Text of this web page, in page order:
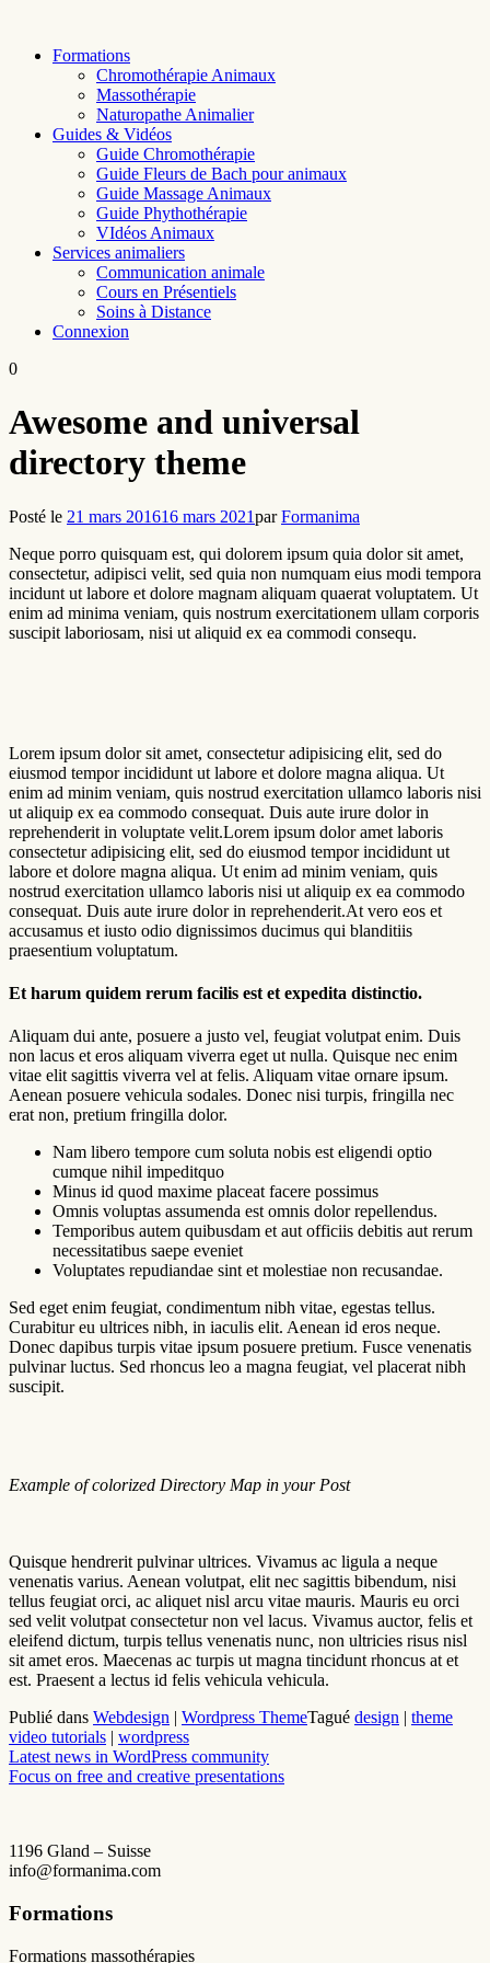
contentFormations
Chromothérapie Animaux
Massothérapie
Naturopathe Animalier
Guides & Vidéos
Guide Chromothérapie
Guide Fleurs de Bach pour animaux
Guide Massage Animaux
Guide Phythothérapie
VIdéos Animaux
Services animaliers
Communication animale
Cours en Présentiels
Soins à Distance
Connexion
0
Awesome and universal
directory theme
Posté le 21 mars 201616 mars 2021par Formanima
Neque porro quisquam est, qui dolorem ipsum quia dolor sit amet,
consectetur, adipisci velit, sed quia non numquam eius modi tempora
incidunt ut labore et dolore magnam aliquam quaerat voluptatem. Ut
enim ad minima veniam, quis nostrum exercitationem ullam corporis
suscipit laboriosam, nisi ut aliquid ex ea commodi consequ.
Lorem ipsum dolor sit amet, consectetur adipisicing elit, sed do
eiusmod tempor incididunt ut labore et dolore magna aliqua. Ut
enim ad minim veniam, quis nostrud exercitation ullamco laboris nisi
ut aliquip ex ea commodo consequat. Duis aute irure dolor in
reprehenderit in voluptate velit.Lorem ipsum dolor amet laboris
consectetur adipisicing elit, sed do eiusmod tempor incididunt ut
labore et dolore magna aliqua. Ut enim ad minim veniam, quis
nostrud exercitation ullamco laboris nisi ut aliquip ex ea commodo
consequat. Duis aute irure dolor in reprehenderit.At vero eos et
accusamus et iusto odio dignissimos ducimus qui blanditiis
praesentium voluptatum.
Et harum quidem rerum facilis est et expedita distinctio.
Aliquam dui ante, posuere a justo vel, feugiat volutpat enim. Duis
non lacus et eros aliquam viverra eget ut nulla. Quisque nec enim
vitae elit sagittis viverra vel at felis. Aliquam vitae ornare ipsum.
Aenean posuere vehicula sodales. Donec nisi turpis, fringilla nec
erat non, pretium fringilla dolor.
Nam libero tempore cum soluta nobis est eligendi optio
cumque nihil impeditquo
Minus id quod maxime placeat facere possimus
Omnis voluptas assumenda est omnis dolor repellendus.
Temporibus autem quibusdam et aut officiis debitis aut rerum
necessitatibus saepe eveniet
Voluptates repudiandae sint et molestiae non recusandae.
Sed eget enim feugiat, condimentum nibh vitae, egestas tellus.
Curabitur eu ultrices nibh, in iaculis elit. Aenean id eros neque.
Donec dapibus turpis vitae ipsum posuere pretium. Fusce venenatis
pulvinar luctus. Sed rhoncus leo a magna feugiat, vel placerat nibh
suscipit.
Example of colorized Directory Map in your Post
Quisque hendrerit pulvinar ultrices. Vivamus ac ligula a neque
venenatis varius. Aenean volutpat, elit nec sagittis bibendum, nisi
tellus feugiat orci, ac aliquet nisl arcu vitae mauris. Mauris eu orci
sed velit volutpat consectetur non vel lacus. Vivamus auctor, felis et
eleifend dictum, turpis tellus venenatis nunc, non ultricies risus nisl
sit amet eros. Maecenas ac turpis ut magna tincidunt rhoncus at et
est. Praesent a lectus id felis vehicula vehicula.
Publié dans Webdesign | Wordpress ThemeTagué design | theme
video tutorials | wordpress
Navigation
de
Latest news in WordPress community
Focus on free and creative presentations
1196 Gland – Suisse
info@formanima.com
Formations
Formations massothérapies